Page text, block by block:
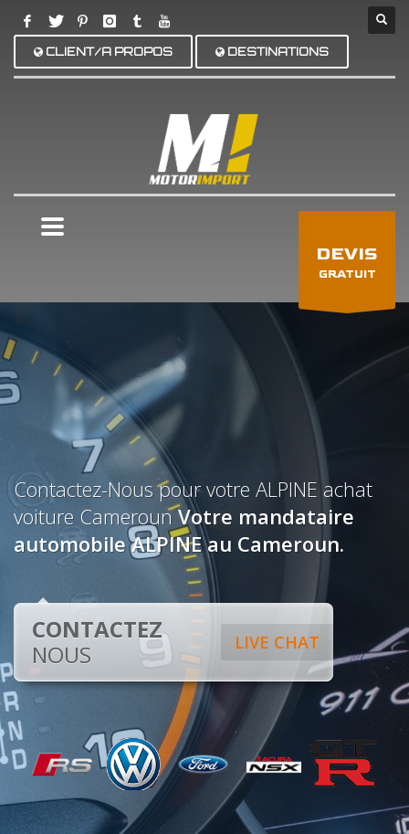
CLIENT/A PROPOS DESTINATIONS
DEVIS
GRATUIT
Contactez-Nous pour votre ALPINE achat
voiture CamerounVotre mandataire
automobile ALPINE au Cameroun.
LIVE CHAT
CONTACTEZ
NOUS